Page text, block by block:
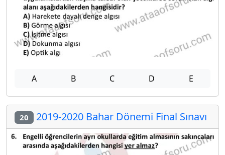
A B C D E
20 2019-2020 Bahar Dönemi Final Sınavı